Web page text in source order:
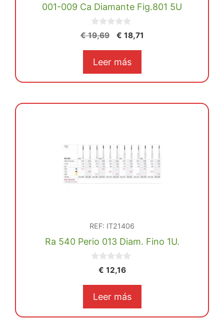
001-009 Ca Diamante Fig.801 5U
0
d
€19,69
El
original
€ 19,69.
€ 18,71
€ 18,71.
Leer más
REF: IT21406
Ra 540 Perio 013 Diam. Fino 1U.
€ 12,16
Leer más